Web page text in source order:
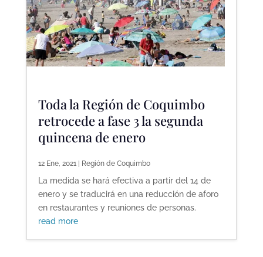
Toda la Región de Coquimbo
retrocede a fase 3 la segunda
quincena de enero
12 Ene, 2021 | Región de Coquimbo
La medida se hará efectiva a partir del 14 de
enero y se traducirá en una reducción de aforo
en restaurantes y reuniones de personas.
read more